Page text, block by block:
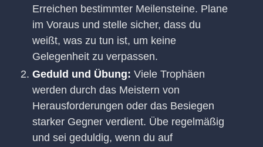
Erreichen bestimmter Meilensteine. Plane
im Voraus und stelle sicher, dass du
weißt, was zu tun ist, um keine
Gelegenheit zu verpassen.
Geduld und Übung: Viele Trophäen
werden durch das Meistern von
Herausforderungen oder das Besiegen
starker Gegner verdient. Übe regelmäßig
und sei geduldig, wenn du auf